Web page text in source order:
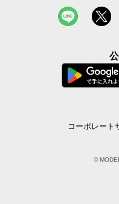
コーポレート
©